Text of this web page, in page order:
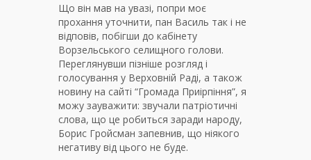
Що він мав на увазі, попри моє
прохання уточнити, пан Василь так і не
відповів, побігши до кабінету
Ворзельського селищного голови.
Переглянувши пізніше розгляд і
голосування у Верховній Раді, а також
новину на сайті “Громада Приірпіння”, я
можу зауважити: звучали патріотичні
слова, що це робиться заради народу,
Борис Гройсман запевнив, що ніякого
негативу від цього не буде.